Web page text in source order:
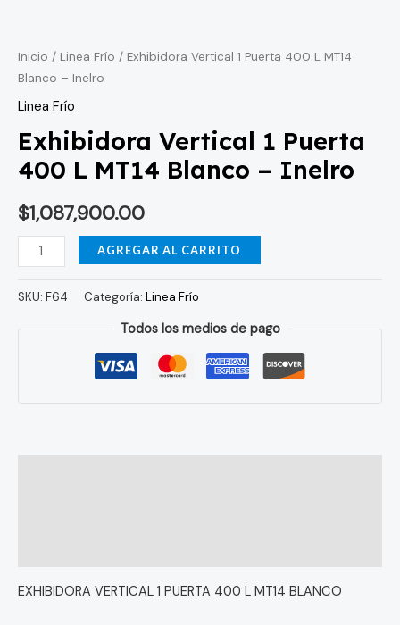
Inicio / Linea Frío / Exhibidora Vertical 1 Puerta 400 L MT14
Blanco – Inelro
Linea Frío
Exhibidora Vertical 1 Puerta
400 L MT14 Blanco – Inelro
$1,087,900.00
1
Puerta
400
MT14
Blanco
-
Inelro
cantidad
AGREGAR AL CARRITO
SKU: F64 Categoría: Linea Frío
Todos los medios de pago
EXHIBIDORA VERTICAL 1 PUERTA 400 L MT14 BLANCO